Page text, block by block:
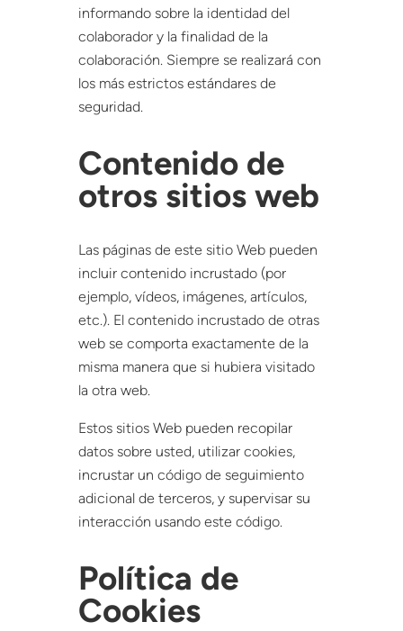
informando sobre la identidad del
colaborador y la finalidad de la
colaboración. Siempre se realizará con
los más estrictos estándares de
seguridad.
Contenido de
otros sitios web
Las páginas de este sitio Web pueden
incluir contenido incrustado (por
ejemplo, vídeos, imágenes, artículos,
etc.). El contenido incrustado de otras
web se comporta exactamente de la
misma manera que si hubiera visitado
la otra web.
Estos sitios Web pueden recopilar
datos sobre usted, utilizar cookies,
incrustar un código de seguimiento
adicional de terceros, y supervisar su
interacción usando este código.
Política de
Cookies